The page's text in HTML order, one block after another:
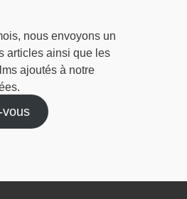
nous envoyons un
articles ainsi que les
ajoutés à notre
vous